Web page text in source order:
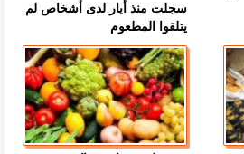
سجلت منذ أيار لدى أشخاص لم
يتلقوا المطعوم